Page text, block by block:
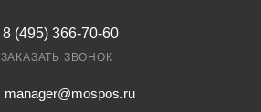
8 (495) 366-70-60
ЗАКАЗАТЬ ЗВОНОК
manager@mospos.ru